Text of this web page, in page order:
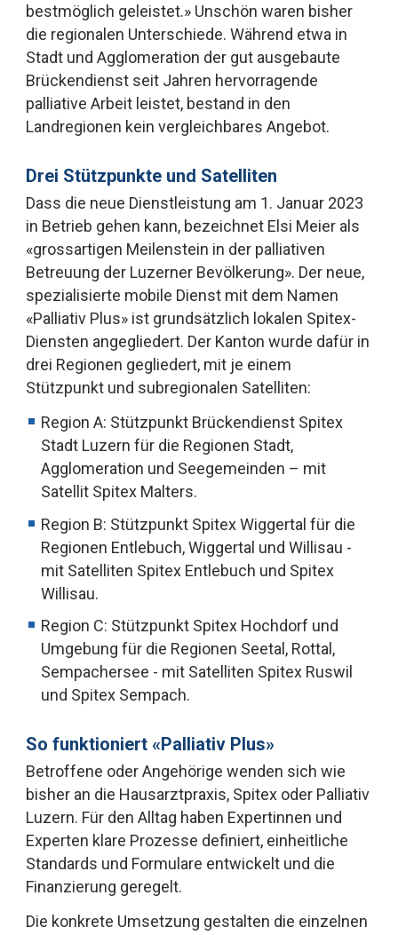
bestmöglich geleistet.» Unschön waren bisher
die regionalen Unterschiede. Während etwa in
Stadt und Agglomeration der gut ausgebaute
Brückendienst seit Jahren hervorragende
palliative Arbeit leistet, bestand in den
Landregionen kein vergleichbares Angebot.
Drei Stützpunkte und Satelliten
Dass die neue Dienstleistung am 1. Januar 2023
in Betrieb gehen kann, bezeichnet Elsi Meier als
«grossartigen Meilenstein in der palliativen
Betreuung der Luzerner Bevölkerung». Der neue,
spezialisierte mobile Dienst mit dem Namen
«Palliativ Plus» ist grundsätzlich lokalen Spitex-
Diensten angegliedert. Der Kanton wurde dafür in
drei Regionen gegliedert, mit je einem
Stützpunkt und subregionalen Satelliten:
Region A: Stützpunkt Brückendienst Spitex
Stadt Luzern für die Regionen Stadt,
Agglomeration und Seegemeinden – mit
Satellit Spitex Malters.
Region B: Stützpunkt Spitex Wiggertal für die
Regionen Entlebuch, Wiggertal und Willisau -
mit Satelliten Spitex Entlebuch und Spitex
Willisau.
Region C: Stützpunkt Spitex Hochdorf und
Umgebung für die Regionen Seetal, Rottal,
Sempachersee - mit Satelliten Spitex Ruswil
und Spitex Sempach.
So funktioniert «Palliativ Plus»
Betroffene oder Angehörige wenden sich wie
bisher an die Hausarztpraxis, Spitex oder Palliativ
Luzern. Für den Alltag haben Expertinnen und
Experten klare Prozesse definiert, einheitliche
Standards und Formulare entwickelt und die
Finanzierung geregelt.
Die konkrete Umsetzung gestalten die einzelnen